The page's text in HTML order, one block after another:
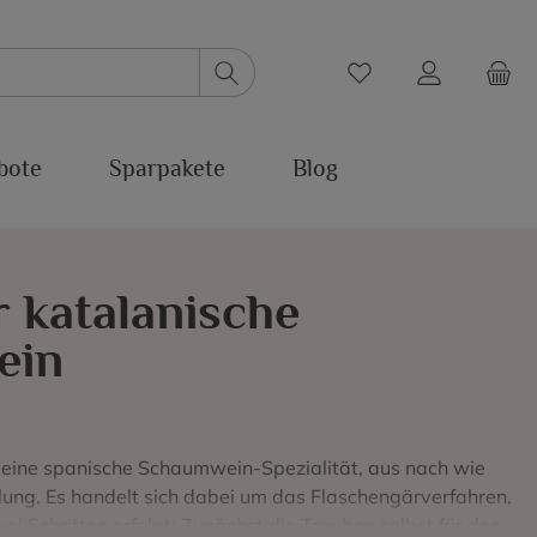
Sparpakete Blog
katalanische
spanische Schaumwein-Spezialität, aus nach wie
Es handelt sich dabei um das Flaschengärverfahren,